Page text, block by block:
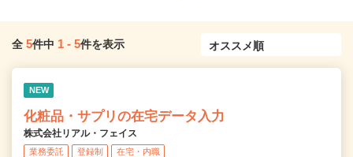
全 5件中 1 - 5件を表示
NEW
化粧品・サプリの在宅データ入力
株式会社リアル・フェイス
業務委託 登録制 在宅・内職